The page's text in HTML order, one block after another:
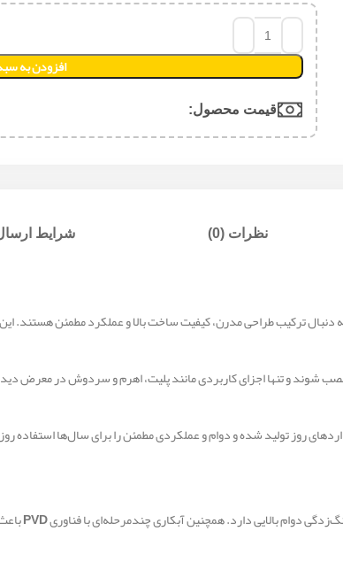
افزودن به
قیمت محصول:​
نظرات (0) شرایط
دنبال ترکیب طراحی مدرن، کیفیت ساخت بالا و عملکرد مطمئن هستند.
و تنها اجزای کاربردی مانند پلیت، اهرم و سردوش در معرض دید
روز تولید شده و دوام و عملکردی مطمئن را برای سال‌ها استفاده
دوام بالایی دارد. همچنین آبکاری چندمرحله‌ای با فناوریPVD